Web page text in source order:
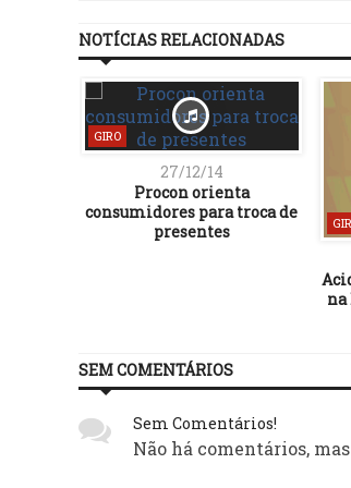
NOTÍCIAS RELACIONADAS
GIRO
27/12/14
Procon orienta
consumidores para troca de
presentes
na
SEM COMENTÁRIOS
Sem Comentários!
Não há comentários,